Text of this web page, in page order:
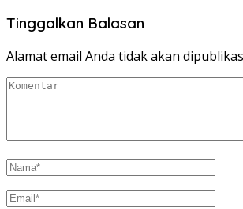
Tinggalkan Balasan
Alamat email Anda tidak akan